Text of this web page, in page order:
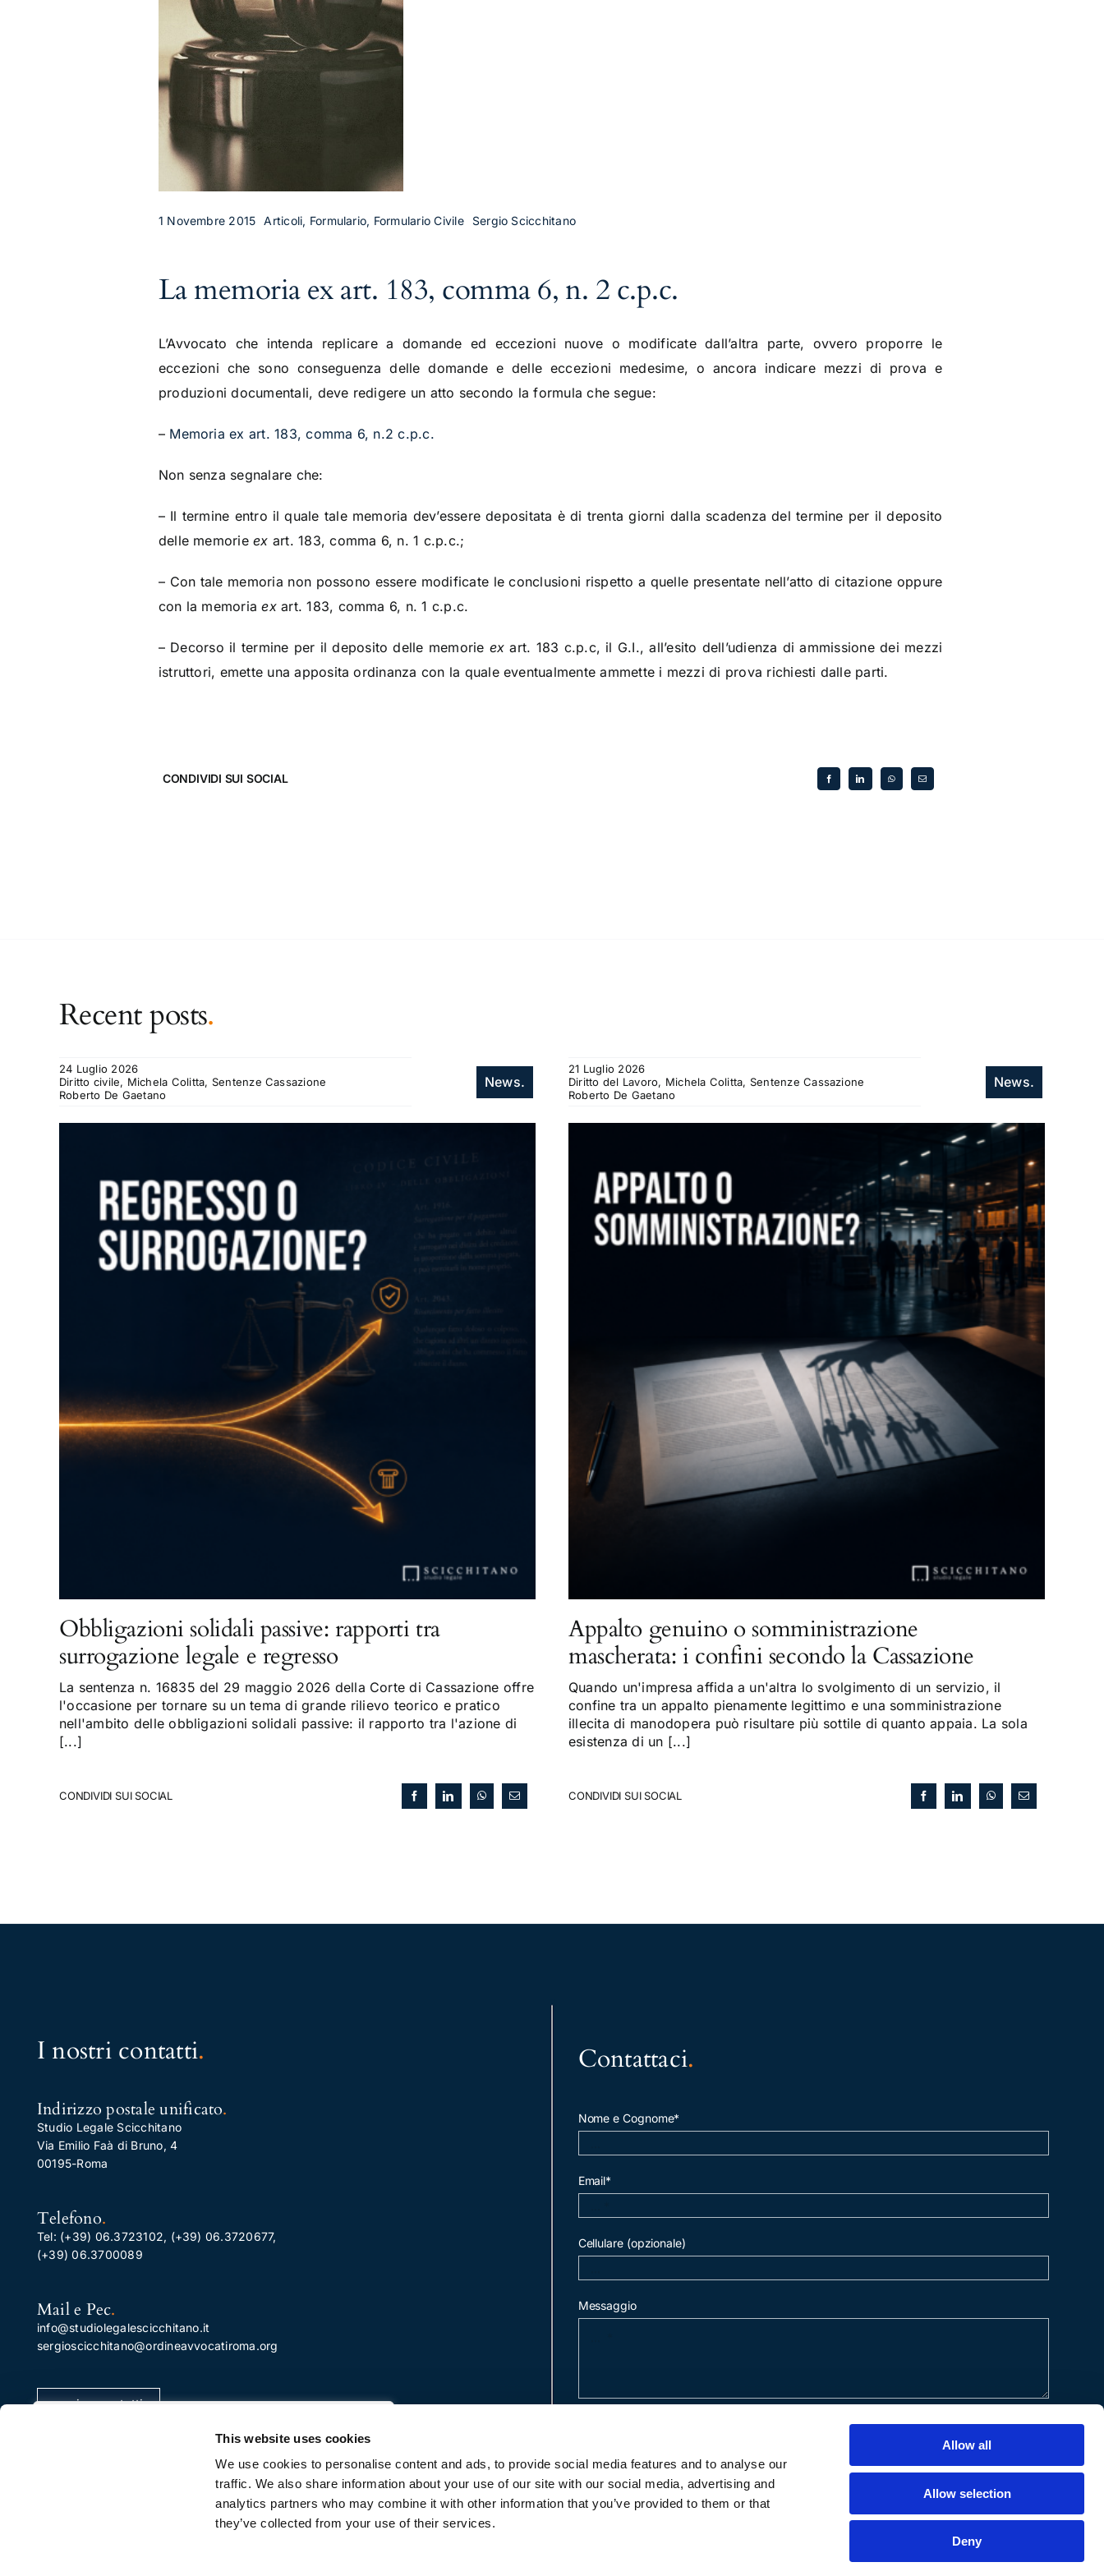
This website uses cookies
We use cookies to personalise content and ads, to provide social media features and to analyse our
traffic. We also share information about your use of our site with our social media, advertising and
analytics partners who may combine it with other information that you’ve provided to them or that
they’ve collected from your use of their services.
Allow all
Allow selection
Deny
Utilizziamo i cookie per migliorare la tua esperienza di
navigazione, pubblicare annunci o contenuti
personalizzati e analizzare il nostro traffico. Facendo clic
su "Accetta tutto", acconsenti al nostro utilizzo dei
1 Novembre 2015 Articoli, Formulario, Formulario Civile Sergio Scicchitano
La memoria ex art. 183, comma 6, n. 2 c.p.c.
L’Avvocato che intenda replicare a domande ed eccezioni nuove o modificate dall’altra parte, ovvero proporre le
eccezioni che sono conseguenza delle domande e delle eccezioni medesime, o ancora indicare mezzi di prova e
produzioni documentali, deve redigere un atto secondo la formula che segue:
– Memoria ex art. 183, comma 6, n.2 c.p.c.
Non senza segnalare che:
– Il termine entro il quale tale memoria dev’essere depositata è di trenta giorni dalla scadenza del termine per il deposito
delle memorieex art. 183, comma 6, n. 1 c.p.c.;
– Con tale memoria non possono essere modificate le conclusioni rispetto a quelle presentate nell’atto di citazione oppure
con la memoriaexart. 183, comma 6, n. 1 c.p.c.
– Decorso il termine per il deposito delle memorie ex art. 183 c.p.c, il G.I., all’esito dell’udienza di ammissione dei mezzi
istruttori, emette una apposita ordinanza con la quale eventualmente ammette i mezzi di prova richiesti dalle parti.
CONDIVIDI SUI SOCIAL
Recent posts.
24 Luglio 2026
Diritto civile, Michela Colitta, Sentenze Cassazione
Roberto De Gaetano
News.
Obbligazioni solidali passive: rapporti tra
surrogazione legale e regresso
La sentenza n. 16835 del 29 maggio 2026 della Corte di Cassazione offre
l'occasione per tornare su un tema di grande rilievo teorico e pratico
nell'ambito delle obbligazioni solidali passive: il rapporto tra l'azione di
[...]
CONDIVIDI SUI SOCIAL
21 Luglio 2026
Diritto del Lavoro, Michela Colitta, Sentenze Cassazione
Roberto De Gaetano
News.
Appalto genuino o somministrazione
mascherata: i confini secondo la Cassazione
Quando un'impresa affida a un'altra lo svolgimento di un servizio, il
confine tra un appalto pienamente legittimo e una somministrazione
illecita di manodopera può risultare più sottile di quanto appaia. La sola
esistenza di un [...]
CONDIVIDI SUI SOCIAL
I nostri contatti.
Indirizzo postale unificato.
Studio Legale Scicchitano
Via Emilio Faà di Bruno, 4
00195-Roma
Telefono.
Tel: (+39) 06.3723102, (+39) 06.3720677,
(+39) 06.3700089
Mail e Pec.
info@studiolegalescicchitano.it
sergioscicchitano@ordineavvocatiroma.org
pagina contatti
Contattaci.
Nome e Cognome*
Email*
Cellulare (opzionale)
Messaggio